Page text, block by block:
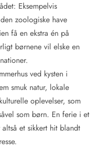
Eksempelvis
zoologiske have
få en ekstra én på
børnene vil elske en
ved kysten i
smuk natur, lokale
oplevelser, som
som børn. En ferie i et
et sikkert hit blandt